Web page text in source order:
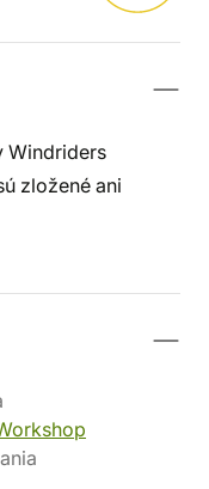
Windriders
zložené ani